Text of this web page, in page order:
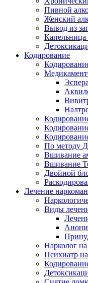
Пивной
Женский
Вывод из
Капельница
Кодирование
По методу
Вшивание
Вшивание
Двойной
Лечение
Виды
Нарколог
Психиатр